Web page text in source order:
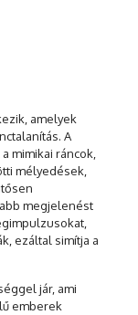
amelyek
A
mimikai ráncok,
mélyedések,
megjelenést
ezáltal simítja a
jár, ami
emberek